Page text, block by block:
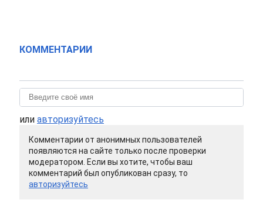
КОММЕНТАРИИ
или авторизуйтесь
Комментарии от анонимных пользователей
появляются на сайте только после проверки
модератором. Если вы хотите, чтобы ваш
комментарий был опубликован сразу, то
авторизуйтесь